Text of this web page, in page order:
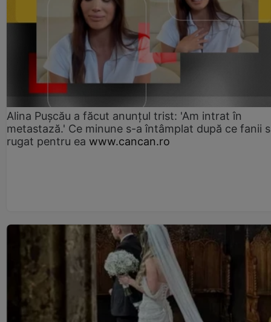
Alina Pușcău a făcut anunțul trist: 'Am intrat în
metastază.' Ce minune s-a întâmplat după ce fanii
rugat pentru ea www.cancan.ro